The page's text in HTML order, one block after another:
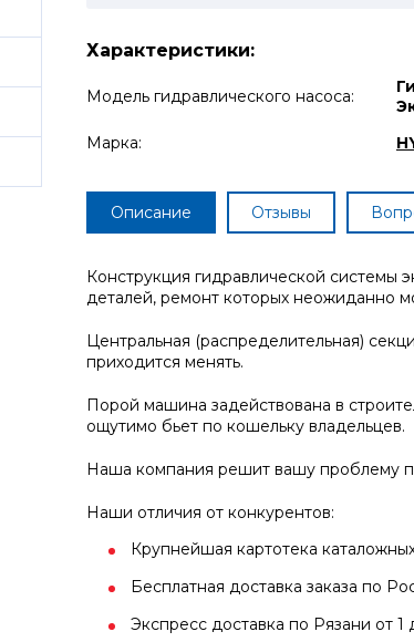
Характеристики:
Модель гидравлического насоса:
Марка:
Описание Отзывы
Конструкция гидравлической системы
деталей, ремонт которых неожиданно
Центральная (распределительная)
приходится менять.
Порой машина задействована в
ощутимо бьет по кошельку владельцев.
Наша компания решит вашу проблему
Наши отличия от конкурентов:
Крупнейшая картотека
Бесплатная доставка заказа по
Экспресс доставка по Рязани от 1